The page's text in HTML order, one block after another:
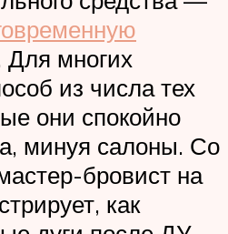
Для многих
из числа тех
они спокойно
минуя салоны. Со
бровист на
как